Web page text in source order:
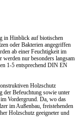
in Hinblick auf biotischen
oder Bakterien angegriffen
ab einer Feuchtigkeit im
nur besonders langsam
1-5 entsprechend DIN EN
Holzschutz
der Befeuchtung sowie unter
Vordergrund. Da, wo das
im Außenbau, freistehenden
Holzschutz geeigneter und